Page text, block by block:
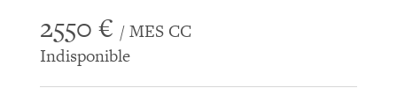
2550 € / MES CC
Indisponible